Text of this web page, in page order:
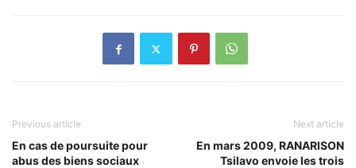
Previous article
En cas de poursuite pour
abus des biens sociaux
Next article
En mars 2009, RANARISON
Tsilavo envoie les trois